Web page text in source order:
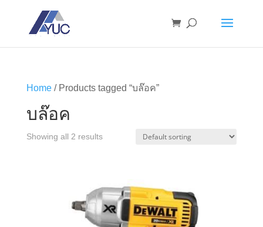
Home/ Products tagged “บล๊อค”
บล๊อค
Showing all 2 results